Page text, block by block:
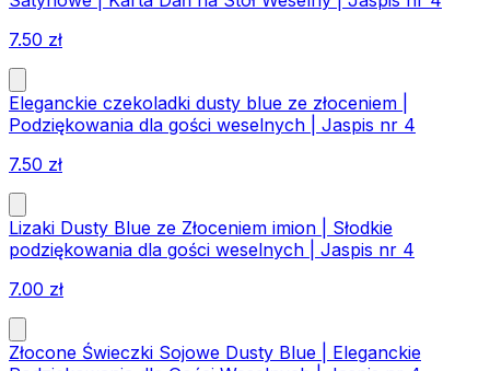
7.50 zł
Eleganckie czekoladki dusty blue ze złoceniem |
Podziękowania dla gości weselnych | Jaspis nr 4
7.50 zł
Lizaki Dusty Blue ze Złoceniem imion | Słodkie
podziękowania dla gości weselnych | Jaspis nr 4
7.00 zł
Złocone Świeczki Sojowe Dusty Blue | Eleganckie